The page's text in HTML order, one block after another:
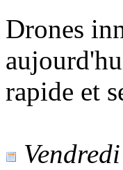
Drones
rapide et